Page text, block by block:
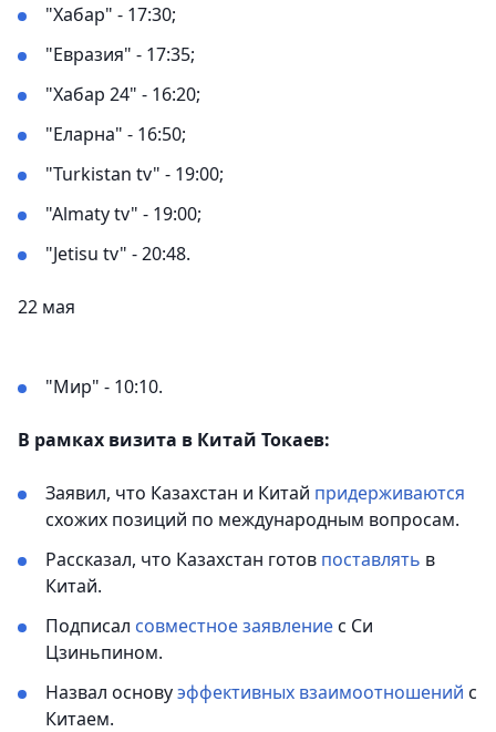
"Хабар" - 17:30;
"Евразия" - 17:35;
"Хабар 24" - 16:20;
"Еларна" - 16:50;
"Turkistan tv" - 19:00;
"Almaty tv" - 19:00;
"Jetisu tv" - 20:48.
22 мая
"Мир" - 10:10.
В рамках визита в Китай Токаев:
Заявил, что Казахстан и Китай придерживаются
схожих позиций по международным вопросам.
Рассказал, что Казахстан готов поставлять в
Китай.
Подписал совместное заявлениес Си
Цзиньпином.
Назвал основуэффективных взаимоотношений с
Китаем.